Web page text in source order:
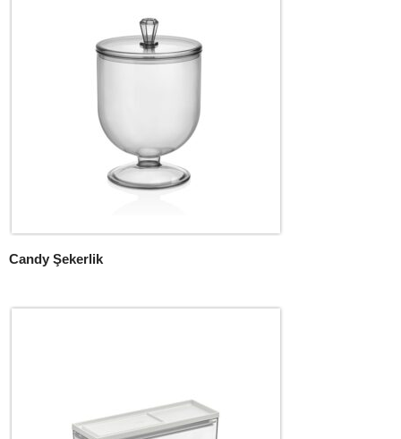
Candy Şekerlik